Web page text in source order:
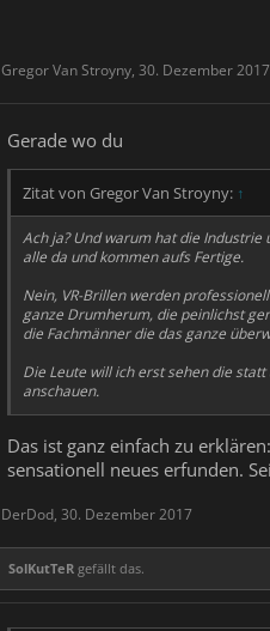
Gregor Van Stroyny, 30. Dezember 2017
Gerade wo du
Zitat von Gregor Van Stroyny: ↑
Ach ja? Und warum hat die
alle da und kommen aufs Fertige.
Nein, VR-Brillen werden
ganze Drumherum, die peinlichst
die Fachmänner die das ganze
Die Leute will ich erst sehen die
anschauen.
Das ist ganz einfach zu
sensationell neues erfunden.
DerDod, 30. Dezember 2017
SolKutTeR gefällt das.